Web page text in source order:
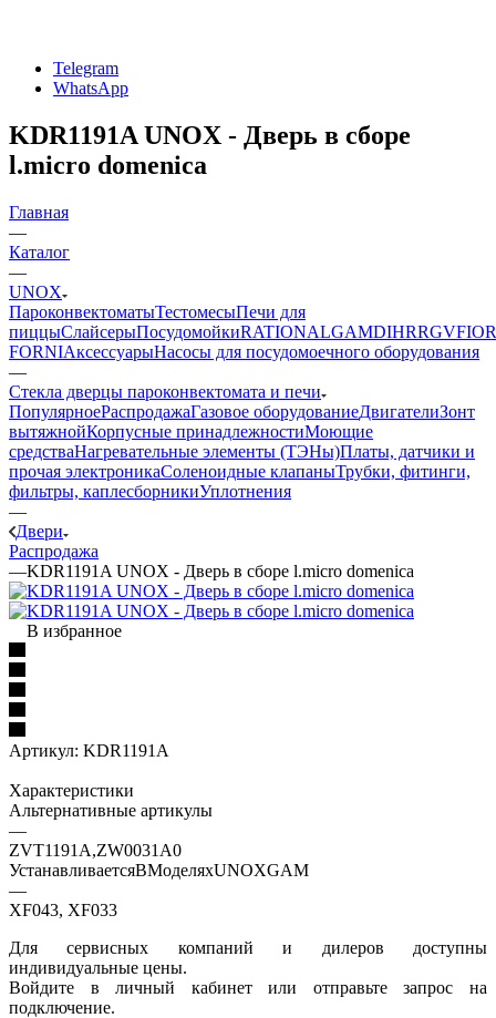
Telegram
WhatsApp
KDR1191A UNOX - Дверь в сборе
l.micro domenica
Главная
—
Каталог
—
UNOX
ПароконвектоматыТестомесыПечи для
пиццыСлайсерыПосудомойкиRATIONALGAMDIHRRGV
FORNIАксессуарыНасосы для посудомоечного оборудования
—
Стекла дверцы пароконвектомата и печи
ПопулярноеРаспродажаГазовое оборудованиеДвигателиЗонт
вытяжнойКорпусные принадлежностиМоющие
средстваНагревательные элементы (ТЭНы)Платы, датчики и
прочая электроникаСоленоидные клапаныТрубки, фитинги,
фильтры, каплесборникиУплотнения
—
Двери
Распродажа
—KDR1191A UNOX - Дверь в сборе l.micro domenica
В избранное
Артикул: KDR1191A
Характеристики
Альтернативные артикулы
—
ZVT1191A,ZW0031A0
УстанавливаетсяВМоделяхUNOXGAM
—
XF043, XF033
Для сервисных компаний и дилеров доступны
индивидуальные цены.
Войдите в личный кабинет или отправьте запрос на
подключение.